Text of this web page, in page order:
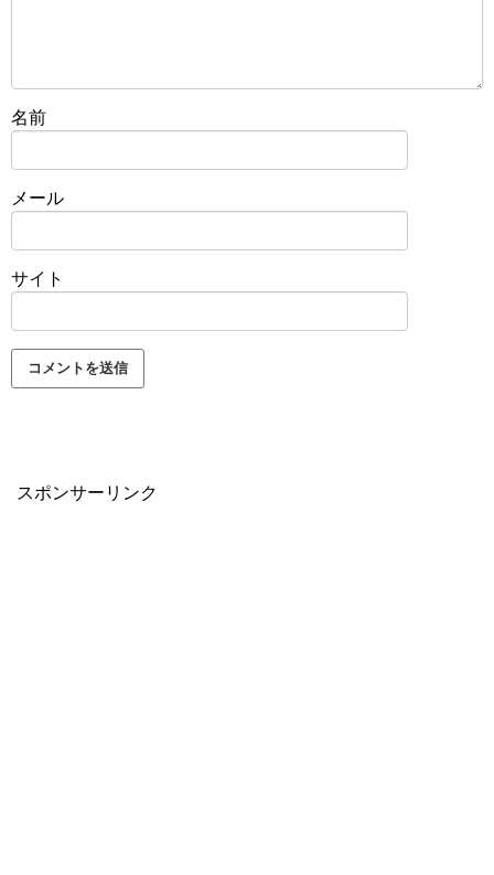
名前
メール
サイト
スポンサーリンク